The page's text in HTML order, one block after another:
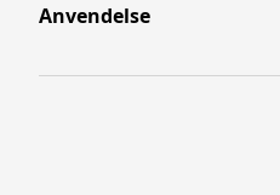
Anvendelse